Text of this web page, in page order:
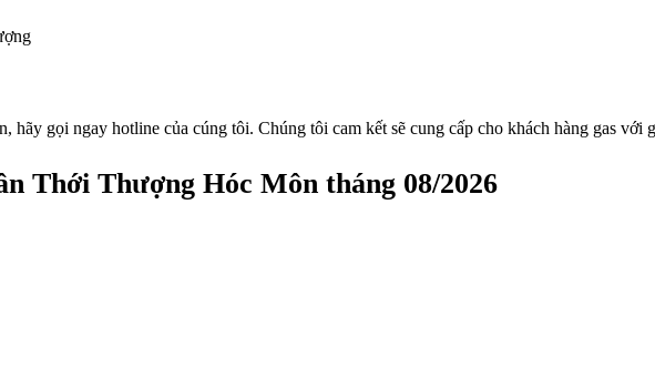
hãy gọi ngay hotline của cúng tôi. Chúng tôi cam kết sẽ cung cấp cho khách hàng gas với
Thới Thượng Hóc Môn tháng 08/2026